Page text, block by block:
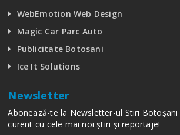
WebEmotion Web Design
Magic Car Parc Auto
Publicitate Botosani
Ice It Solutions
Newsletter
Abonează-te la Newsletter-ul Stiri
curent cu cele mai noi știri și reportaje!